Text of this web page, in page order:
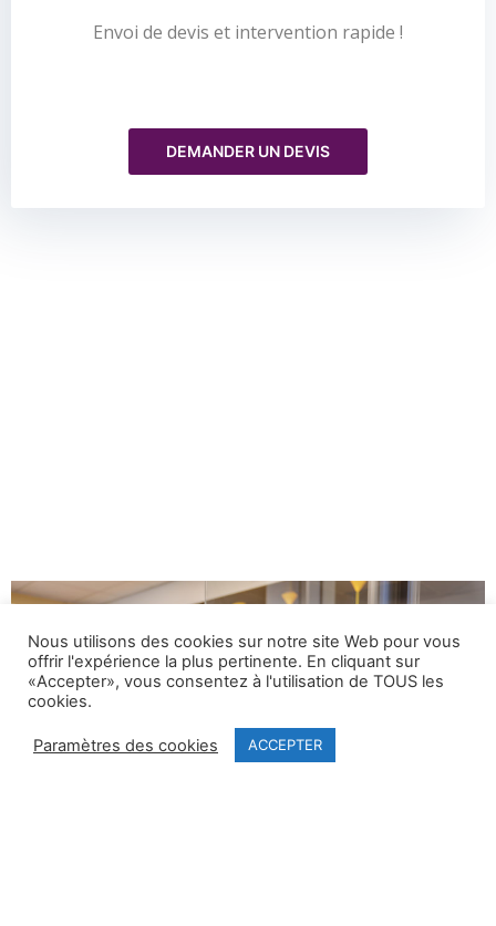
Envoi de devis et intervention rapide !
DEMANDER UN DEVIS
Nous utilisons des cookies sur notre site Web pour vous
offrir l'expérience la plus pertinente. En cliquant sur
«Accepter», vous consentez à l'utilisation de TOUS les
cookies.
Paramètres des cookies ACCEPTER